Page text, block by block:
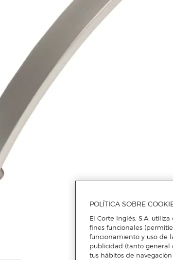
POLÍTICA SOBRE
El Corte Inglés, S.A.
fines funcionales
funcionamiento y uso de
publicidad (tanto general
tus hábitos de